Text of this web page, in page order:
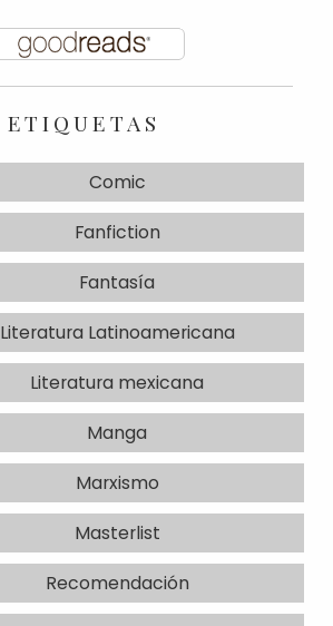
ETIQUETAS
Comic
Fanfiction
Fantasía
Literatura Latinoamericana
Literatura mexicana
Manga
Marxismo
Masterlist
Recomendación